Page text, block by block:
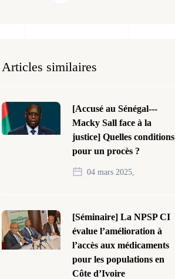
Articles similaires
[Accusé au Sénégal---
Macky Sall face à la
justice] Quelles conditions
pour un procès ?
04 mars 2025,
[Séminaire] La NPSP CI
évalue l’amélioration à
l’accès aux médicaments
pour les populations en
Côte d’Ivoire